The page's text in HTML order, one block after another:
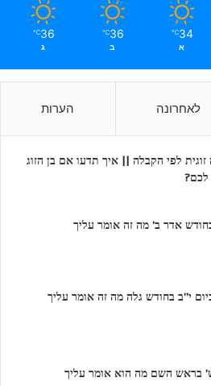
34
℃
א
36
℃
ב
36
℃
ג
לאחרונה הערות
לפי הקבלה || איך תדעו אם בן הזוג
אדר ב’ מה זה אומר עליך
י”ב בחודש גלה מה זה אומר עליך
בראש השם מה הוא אומר עליך